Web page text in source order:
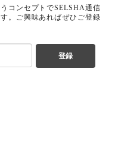
コンセプトでSELSHA通信
。ご興味あればぜひご登録
登録